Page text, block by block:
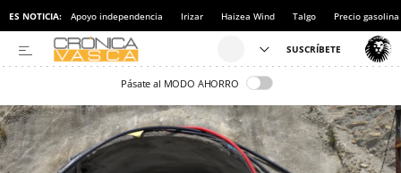
ES NOTICIA: Apoyo independencia Irizar Haizea Wind Talgo Precio gasolina
Pásate al MODO AHORRO